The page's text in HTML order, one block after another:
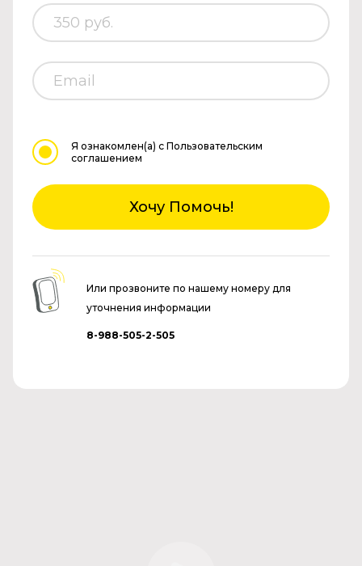
Я ознакомлен(а) с Пользовательским
соглашением
Хочу Помочь!
Или прозвоните по нашему номеру для
уточнения информации
8-988-505-2-505